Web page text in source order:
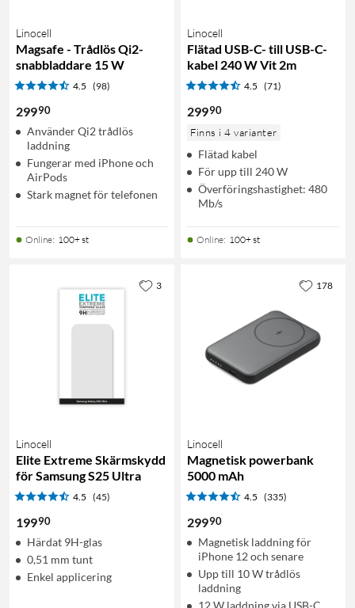
Linocell
Magsafe - Trådlös Qi2-
snabbladdare 15 W
4.5 (98)
29990
Använder Qi2 trådlös
laddning
Fungerar med iPhone och
AirPods
Stark magnet för telefonen
Online: 100+ st
Linocell
Flätad USB-C- till USB-C-
kabel 240 W Vit 2m
4.5 (71)
29990
Finns i 4 varianter
Flätad kabel
För upp till 240 W
Överföringshastighet: 480
Mb/s
Online: 100+ st
Linocell
Elite Extreme Skärmskydd
för Samsung S25 Ultra
4.5 (45)
19990
Härdat 9H-glas
0,51 mm tunt
Enkel applicering
3
Linocell
Magnetisk powerbank
5000 mAh
4.5 (335)
29990
Magnetisk laddning för
iPhone 12 och senare
Upp till 10 W trådlös
laddning
12 W laddning via USB-C
178